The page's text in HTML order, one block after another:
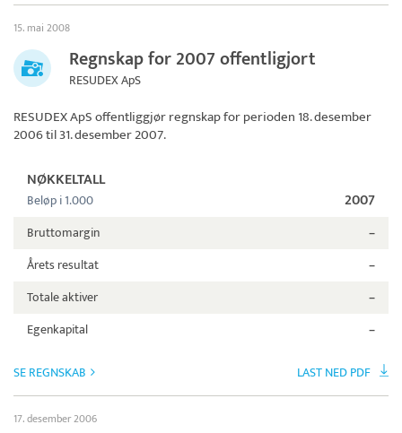
15. mai 2008
Regnskap for 2007 offentligjort
RESUDEX ApS
RESUDEX ApSoffentliggjør regnskap for perioden 18. desember
2006 til 31. desember 2007.
NØKKELTALL
Beløp i 1.000 2007
Bruttomargin
–
Årets resultat
–
Totale aktiver
–
Egenkapital
–
SE REGNSKAB LAST NED PDF
17. desember 2006